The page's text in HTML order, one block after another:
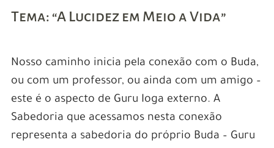
Tema: “A Lucidez em Meio a Vida”
Nosso caminho inicia pela conexão com o Buda,
ou com um professor, ou ainda com um amigo –
este é o aspecto de Guru Ioga externo. A
Sabedoria que acessamos nesta conexão
representa a sabedoria do próprio Buda – Guru